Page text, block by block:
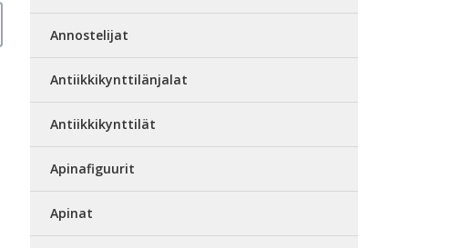
Annostelijat
Antiikkikynttilänjalat
Antiikkikynttilät
Apinafiguurit
Apinat